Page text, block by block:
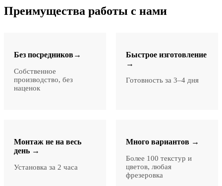
Преимущества работы с нами
Без посредников→
Собственное
производство, без
наценок
Быстрое изготовление
→
Готовность за 3–4 дня
Монтаж не на весь
день →
Установка за 2 часа
Много вариантов →
Более 100 текстур и
цветов, любая
фрезеровка